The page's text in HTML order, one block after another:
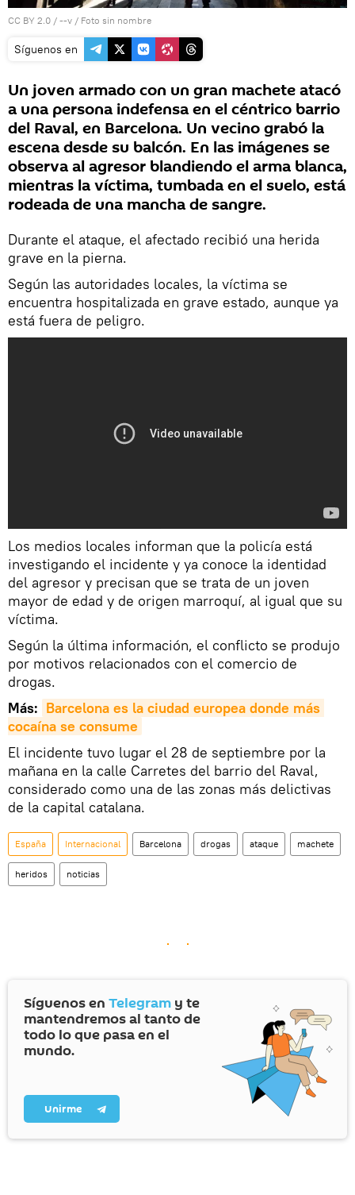
CC BY 2.0 / --v / Foto sin nombre
Síguenos en
Un joven armado con un gran machete atacó
a una persona indefensa en el céntrico barrio
del Raval, en Barcelona. Un vecino grabó la
escena desde su balcón. En las imágenes se
observa al agresor blandiendo el arma blanca,
mientras la víctima, tumbada en el suelo, está
rodeada de una mancha de sangre.
Durante el ataque, el afectado recibió una herida
grave en la pierna.
Según las autoridades locales, la víctima se
encuentra hospitalizada en grave estado, aunque ya
está fuera de peligro.
Los medios locales informan que la policía está
investigando el incidente y ya conoce la identidad
del agresor y precisan que se trata de un joven
mayor de edad y de origen marroquí, al igual que su
víctima.
Según la última información, el conflicto se produjo
por motivos relacionados con el comercio de
drogas.
Más: Barcelona es la ciudad europea donde más
cocaína se consume
El incidente tuvo lugar el 28 de septiembre por la
mañana en la calle Carretes del barrio del Raval,
considerado como una de las zonas más delictivas
de la capital catalana.
España Internacional Barcelona drogas ataque machete
heridos noticias
Síguenos en Telegram y te
mantendremos al tanto de
todo lo que pasa en el
mundo.
Unirme